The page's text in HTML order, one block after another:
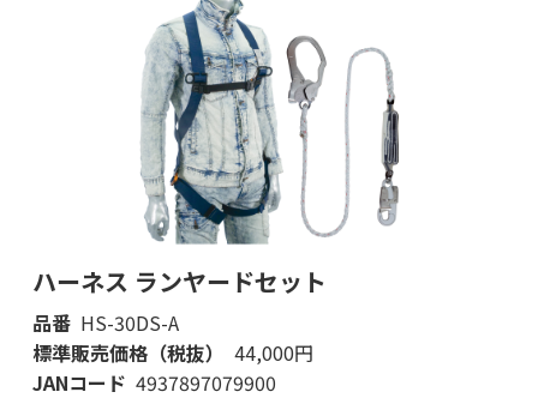
ハーネス ランヤードセット
品番 HS-30DS-A
標準販売価格（税抜）
44,000円
JANコード 4937897079900